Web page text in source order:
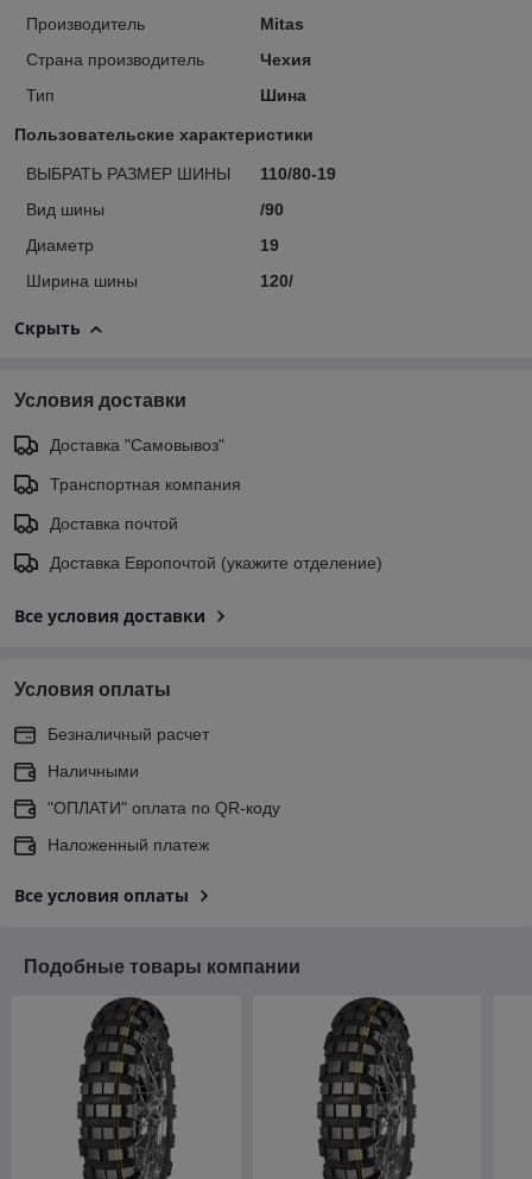
Производитель
Mitas
Страна производитель
Чехия
Тип
Шина
Пользовательские характеристики
ВЫБРАТЬ РАЗМЕР ШИНЫ
110/80-19
Вид шины
/90
Диаметр
19
Ширина шины
120/
Скрыть
Условия доставки
Доставка "Самовывоз"
Транспортная компания
Доставка почтой
Доставка Европочтой (укажите отделение)
Все условия доставки
Условия оплаты
Безналичный расчет
Наличными
"ОПЛАТИ" оплата по QR-коду
Наложенный платеж
Все условия оплаты
Подобные товары компании